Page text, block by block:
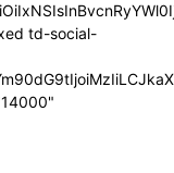
td-social-